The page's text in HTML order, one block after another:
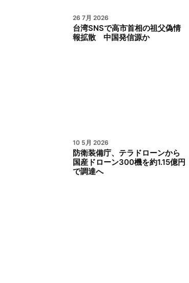
26 7月 2026
台湾SNSで高市首相の祖父偽情
報拡散 中国発信源か
10 5月 2026
防衛装備庁、テラドローンから
国産ドローン300機を約1.15億円
で調達へ